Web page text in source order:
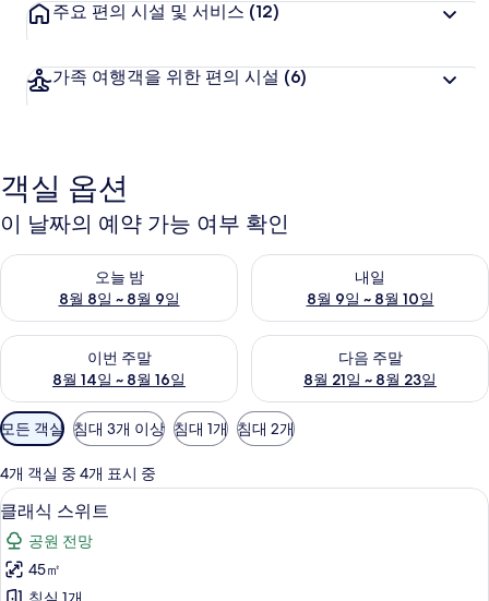
주요 편의 시설 및 서비스 (12)
가족 여행객을 위한 편의 시설 (6)
객실 옵션
이 날짜의 예약 가능 여부 확인
오늘 밤
8월 8일 ~ 8월 9일
오늘 밤 예약 가능 여부 확인, 8월 8일 ~ 8월 9일
내일
8월 9일 ~ 8월 10일
내일 예약 가능 여부 확인, 8월
이번 주말
8월 14일 ~ 8월 16일
이번 주말 예약 가능 여부 확인, 8월 14일 ~ 8월 16일
다음 주말
8월 21일 ~ 8월 23일
다음 주말 예약 가능 여부 확인
객
실
에
사
용
가
능
한
모든 객실 침대 3개 이상 침대 1개 침대 2개
4개 객실 중 4개 표시 중
클
래
식
스
클래식 스위트 | 객실 내 금고, 암막 커
6
클래식 스위트
공원 전망
45㎡